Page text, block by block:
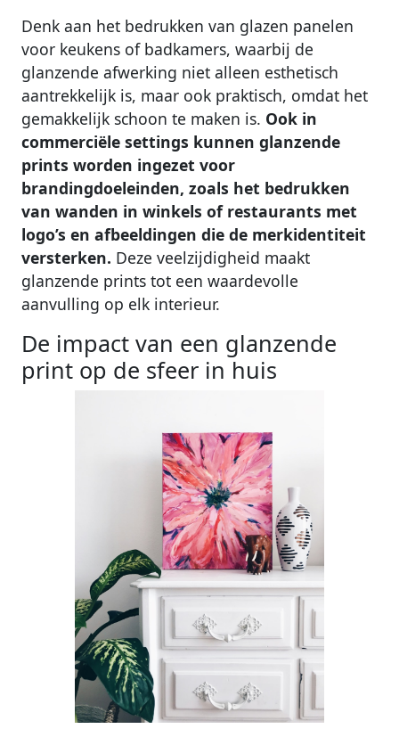
Denk aan het bedrukken van glazen panelen
voor keukens of badkamers, waarbij de
glanzende afwerking niet alleen esthetisch
aantrekkelijk is, maar ook praktisch, omdat het
gemakkelijk schoon te maken is. Ook in
commerciële settings kunnen glanzende
prints worden ingezet voor
brandingdoeleinden, zoals het bedrukken
van wanden in winkels of restaurants met
logo’s en afbeeldingen die de merkidentiteit
versterken. Deze veelzijdigheid maakt
glanzende prints tot een waardevolle
aanvulling op elk interieur.
De impact van een glanzende
print op de sfeer in huis